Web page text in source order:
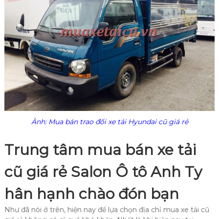
Ảnh: Mua bán trao đổi xe tải Hyundai cũ giá rẻ
Trung tâm mua bán xe tải
cũ giá rẻ Salon Ô tô Anh Ty
hân hạnh chào đón bạn
Như đã nói ở trên, hiện nay để lựa chọn địa chỉ mua xe tải cũ